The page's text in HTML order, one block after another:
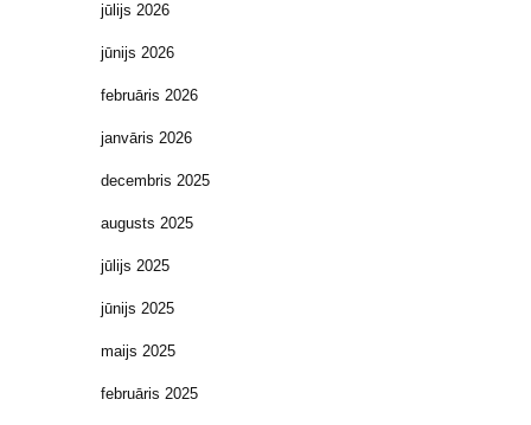
jūlijs 2026
jūnijs 2026
februāris 2026
janvāris 2026
decembris 2025
augusts 2025
jūlijs 2025
jūnijs 2025
maijs 2025
februāris 2025